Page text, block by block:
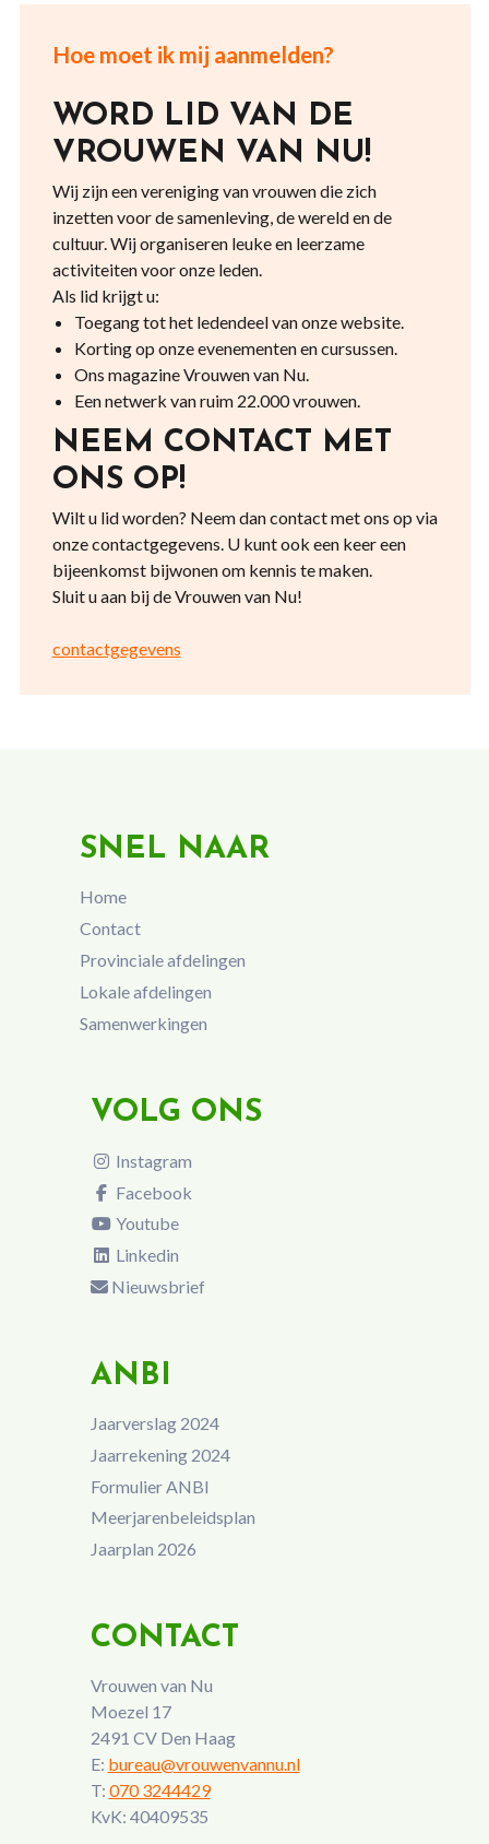
Hoe moet ik mij aanmelden?
WORD LID VAN DE
VROUWEN VAN NU!
Wij zijn een vereniging van vrouwen die zich
inzetten voor de samenleving, de wereld en de
cultuur. Wij organiseren leuke en leerzame
activiteiten voor onze leden.
Als lid krijgt u:
Toegang tot het ledendeel van onze website.
Korting op onze evenementen en cursussen.
Ons magazine Vrouwen van Nu.
Een netwerk van ruim 22.000 vrouwen.
NEEM CONTACT MET
ONS OP!
Wilt u lid worden? Neem dan contact met ons op via
onze contactgegevens. U kunt ook een keer een
bijeenkomst bijwonen om kennis te maken.
Sluit u aan bij de Vrouwen van Nu!
contactgegevens
SNEL NAAR
Home
Contact
Provinciale afdelingen
Lokale afdelingen
Samenwerkingen
VOLG ONS
Instagram
Facebook
Youtube
Linkedin
Nieuwsbrief
ANBI
Jaarverslag 2024
Jaarrekening 2024
Formulier ANBI
Meerjarenbeleidsplan
Jaarplan 2026
CONTACT
Vrouwen van Nu
Moezel 17
2491 CV Den Haag
E: bureau@vrouwenvannu.nl
T: 070 3244429
KvK: 40409535